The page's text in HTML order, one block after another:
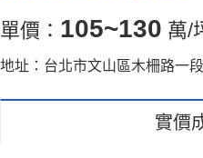
單價： 105~130 萬/
地址：台北市文山區木柵路一